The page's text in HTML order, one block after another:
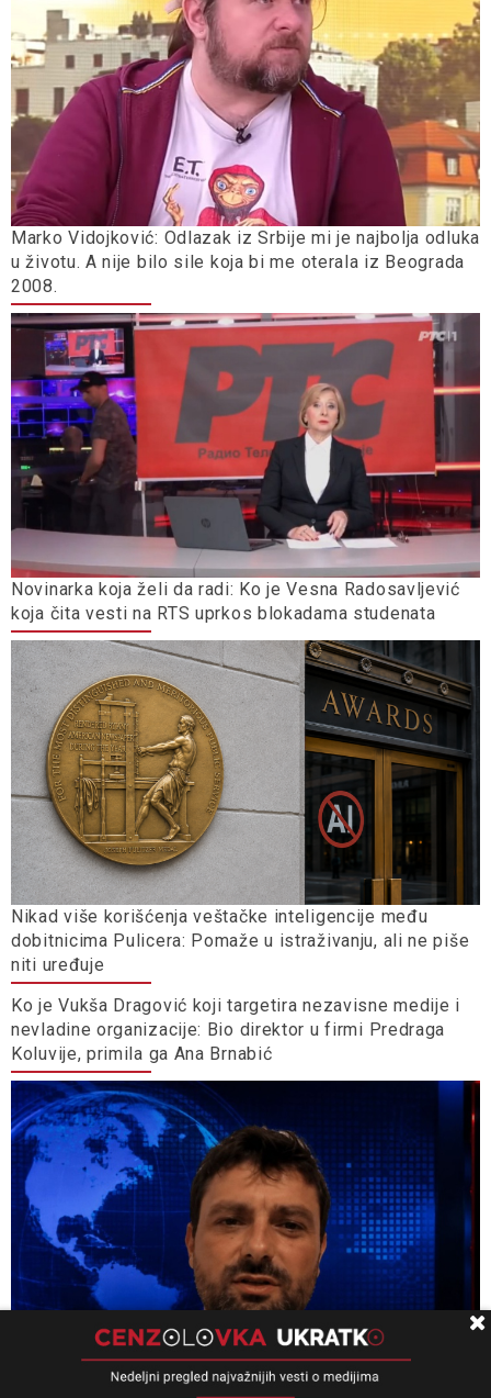
Marko Vidojković: Odlazak iz Srbije mi je najbolja odluka
u životu. A nije bilo sile koja bi me oterala iz Beograda
2008.
Novinarka koja želi da radi: Ko je Vesna Radosavljević
koja čita vesti na RTS uprkos blokadama studenata
Nikad više korišćenja veštačke inteligencije među
dobitnicima Pulicera: Pomaže u istraživanju, ali ne piše
niti uređuje
Ko je Vukša Dragović koji targetira nezavisne medije i
nevladine organizacije: Bio direktor u firmi Predraga
Koluvije, primila ga Ana Brnabić